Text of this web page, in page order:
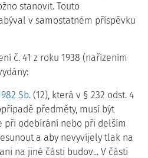
stanovit. Touto
v samostatném příspěvku
č. 41 z roku 1938 (nařízením
Sb. (12), která v § 232 odst. 4
předměty, musí být
při odebírání nebo při delším
a aby nevyvíjely tlak na
na jiné části budov... V části